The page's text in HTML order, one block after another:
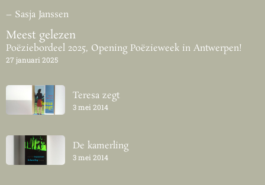
– Sasja Janssen
Meest gelezen
Poëziebordeel 2025, Opening Poëzieweek in Antwerpen!
27 januari 2025
Teresa zegt
3 mei 2014
De kamerling
3 mei 2014